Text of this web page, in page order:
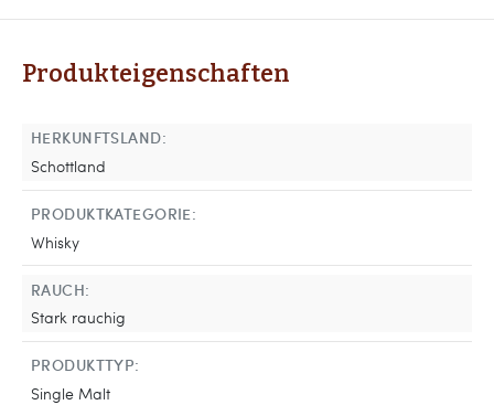
Produkteigenschaften
HERKUNFTSLAND:
Schottland
PRODUKTKATEGORIE:
Whisky
RAUCH:
Stark rauchig
PRODUKTTYP:
Single Malt